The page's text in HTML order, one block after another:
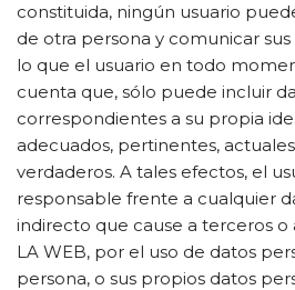
constituida, ningún usuario
de otra persona y comunicar
lo que el usuario en todo
cuenta que, sólo puede incluir
correspondientes a su propia
adecuados, pertinentes,
verdaderos. A tales efectos, el
responsable frente a cualquier
indirecto que cause a terceros o
LA WEB, por el uso de datos
persona, o sus propios datos